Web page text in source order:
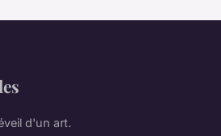
d'un art.